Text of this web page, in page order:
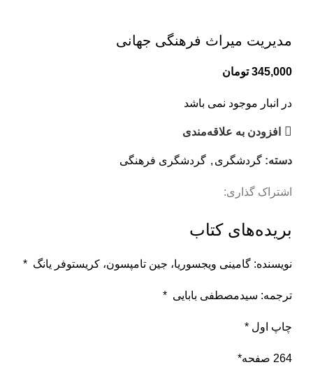
مدیریت میراث فرهنگی جهانی
345,000 تومان
در انبار موجود نمی باشد
افزودن به علاقه‌مندی
دسته: گردشگری , گردشگری فرهنگی
اشتراک گذاری:
بریده‌های کتاب
نویسنده: گامینی ویجسوریا، جین تامپسون، کریستوفر یانگ *
ترجمه: سیدمصطفی بابایی *
چاپ اول *
264 صفحه*